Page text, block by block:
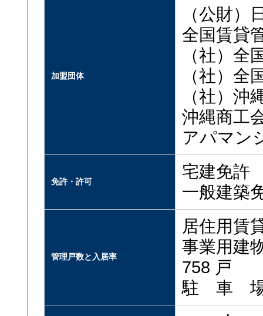
加盟団体
（公財）
全国賃貸
（社）全
（社）全
（社）沖
沖縄商工
アパマン
免許・許可
宅建免許
一般建築
管理戸数と入居率
居住用賃
事業用建
758 戸
駐 車 場